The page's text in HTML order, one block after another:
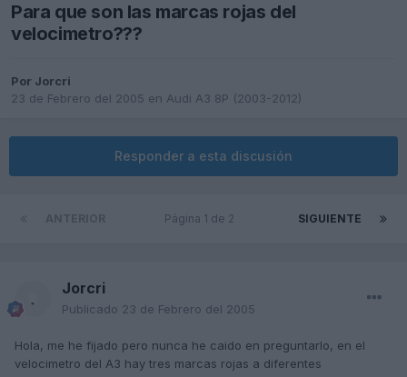
Para que son las marcas rojas del
velocimetro???
Por Jorcri
23 de Febrero del 2005 en Audi A3 8P (2003-2012)
Responder a esta discusión
SIGUIENTE
Página 1 de 2
Jorcri
Publicado 23 de Febrero del 2005
Hola, me he fijado pero nunca he caido en preguntarlo, en el
velocimetro del A3 hay tres marcas rojas a diferentes